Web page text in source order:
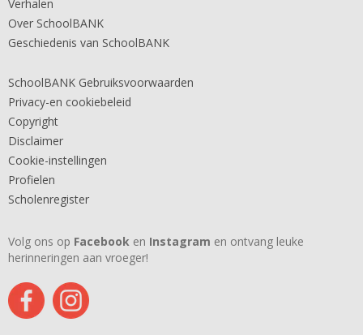
Verhalen
Over SchoolBANK
Geschiedenis van SchoolBANK
SchoolBANK Gebruiksvoorwaarden
Privacy-en cookiebeleid
Copyright
Disclaimer
Cookie-instellingen
Profielen
Scholenregister
Volg ons op Facebook en Instagram en ontvang leuke
herinneringen aan vroeger!